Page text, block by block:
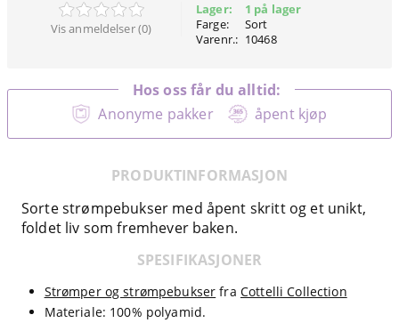
Vis anmeldelser (0)
Lager:
Farge:
Varenr.:
1 på lager
Sort
10468
Anonyme pakker åpent kjøp
Hos oss får du alltid:
PRODUKTINFORMASJON
Sorte strømpebukser med åpent skritt og et unikt,
foldet liv som fremhever baken.
SPESIFIKASJONER
Strømper og strømpebukser fra Cottelli Collection
Materiale: 100% polyamid.